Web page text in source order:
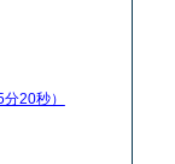
分20秒）